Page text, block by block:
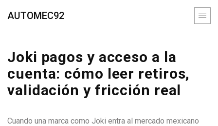
AUTOMEC92
Joki pagos y acceso a la
cuenta: cómo leer retiros,
validación y fricción real
Cuando una marca como Joki entra al mercado mexicano